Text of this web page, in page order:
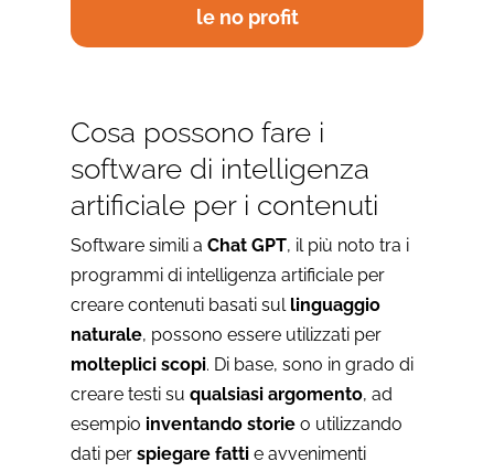
le no profit
Cosa possono fare i
software di intelligenza
artificiale per i contenuti
Software simili a Chat GPT, il più noto tra i
programmi di intelligenza artificiale per
creare contenuti basati sul linguaggio
naturale, possono essere utilizzati per
molteplici scopi. Di base, sono in grado di
creare testi su qualsiasi argomento, ad
esempio inventando storie o utilizzando
dati per spiegare fatti e avvenimenti